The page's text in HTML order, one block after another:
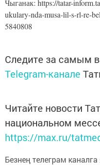
Чыганак: https://tatar-
ukulary-nda-musa-lil-s-rl-re-
5840808
Следите за самым
Telegram-канале
Читайте новости
национальном
https://max.ru/
Безнең телеграм